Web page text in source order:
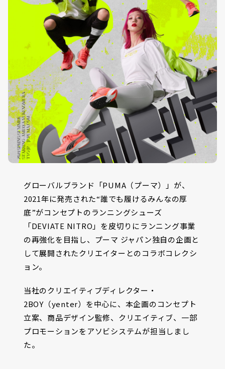
グローバルブランド「PUMA（プーマ）」が、
2021年に発売された“誰でも履けるみんなの厚
底”がコンセプトのランニングシューズ
「DEVIATE NITRO」を皮切りにランニング事業
の再強化を目指し、プーマ ジャパン独自の企画と
して展開されたクリエイターとのコラボコレクシ
ョン。
当社のクリエイティブディレクター・
2BOY（yenter）を中心に、本企画のコンセプト
立案、商品デザイン監修、クリエイティブ、一部
プロモーションをアソビシステムが担当しまし
た。